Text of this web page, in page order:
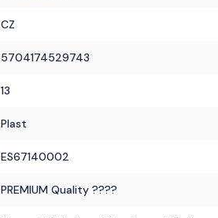
CZ
5704174529743
13
Plast
ES67140002
PREMIUM Quality ????